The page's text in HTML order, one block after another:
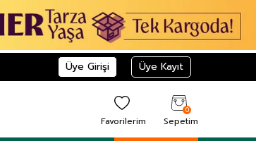
Üye Girişi Üye Kayıt
Favorilerim
0
Sepetim